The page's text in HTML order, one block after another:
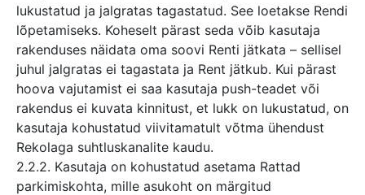
lukustatud ja jalgratas tagastatud. See loetakse Rendi
lõpetamiseks. Koheselt pärast seda võib kasutaja
rakenduses näidata oma soovi Renti jätkata – sellisel
juhul jalgratas ei tagastata ja Rent jätkub. Kui pärast
hoova vajutamist ei saa kasutaja push-teadet või
rakendus ei kuvata kinnitust, et lukk on lukustatud, on
kasutaja kohustatud viivitamatult võtma ühendust
Rekolaga suhtluskanalite kaudu.
2.2.2. Kasutaja on kohustatud asetama Rattad
parkimiskohta, mille asukoht on märgitud